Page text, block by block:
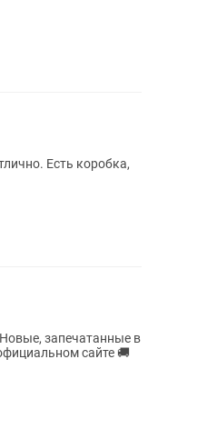
Есть коробка,
запечатанные в
сайте 🚚